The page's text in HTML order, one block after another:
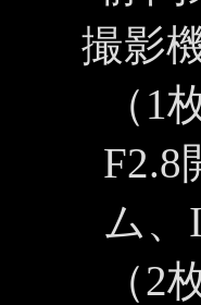
撮影
（1
F2.8
ム、
（2